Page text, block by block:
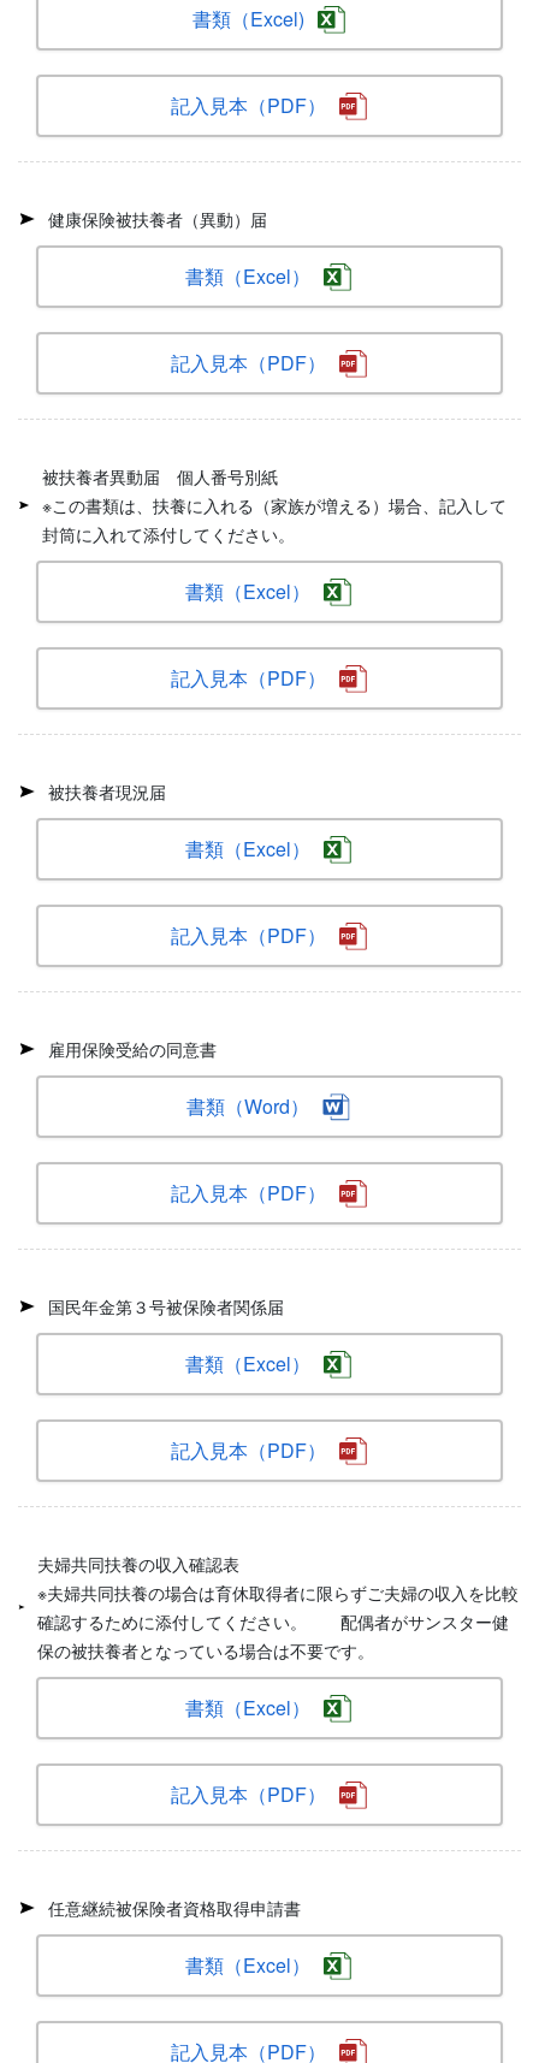
書類（Excel)
記入見本（PDF）
健康保険被扶養者（異動）届
書類（Excel）
記入見本（PDF）
被扶養者異動届 個人番号別紙
※この書類は、扶養に入れる（家族が増える）場合、記入して
封筒に入れて添付してください。
書類（Excel）
記入見本（PDF）
被扶養者現況届
書類（Excel）
記入見本（PDF）
雇用保険受給の同意書
書類（Word）
記入見本（PDF）
国民年金第３号被保険者関係届
書類（Excel）
記入見本（PDF）
夫婦共同扶養の収入確認表
※夫婦共同扶養の場合は育休取得者に限らずご夫婦の収入を比較
確認するために添付してください。 配偶者がサンスター健
保の被扶養者となっている場合は不要です。
書類（Excel）
記入見本（PDF）
任意継続被保険者資格取得申請書
書類（Excel）
記入見本（PDF）